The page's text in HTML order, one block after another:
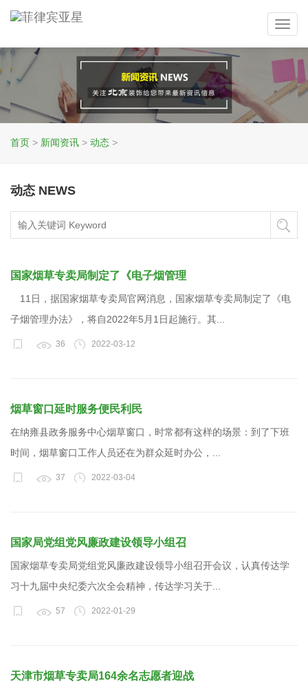
首页 > 新闻资讯 > 动态 >
动态 NEWS
国家烟草专卖局制定了《电子烟管理
11日，据国家烟草专卖局官网消息，国家烟草专卖局制定了《电
子烟管理办法》，将自2022年5月1日起施行。其...
36 2022-03-12
烟草窗口延时服务便民利民
在纳雍县政务服务中心烟草窗口，时常都有这样的场景：到了下班
时间，烟草窗口工作人员还在为群众延时办公，...
37 2022-03-04
国家局党组党风廉政建设领导小组召
国家烟草专卖局党组党风廉政建设领导小组召开会议，认真传达学
习十九届中央纪委六次全会精神，传达学习关于...
57 2022-01-29
天津市烟草专卖局164余名志愿者迎战